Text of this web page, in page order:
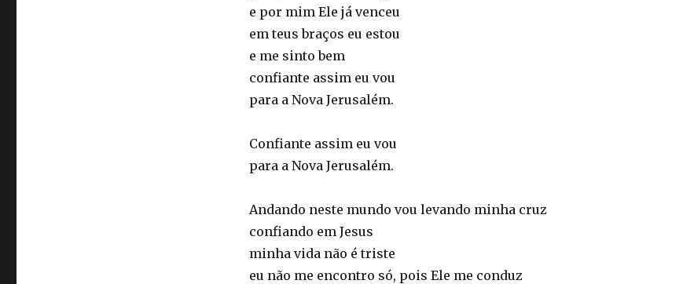
e por mim Ele já venceu
em teus braços eu estou
e me sinto bem
confiante assim eu vou
para a Nova Jerusalém.
Confiante assim eu vou
para a Nova Jerusalém.
Andando neste mundo vou levando minha cruz
confiando em Jesus
minha vida não é triste
eu não me encontro só, pois Ele me conduz